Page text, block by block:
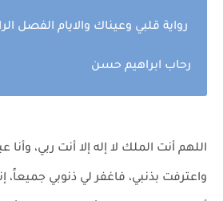
رواية قلبي وعيناك والايام الفصل
رحاب ابراهيم حسن
اللهم أنت الملك لا إله إلا أنت ربي،
واعترفت بذنبي، فاغفر لي ذنوبي جميعاً،